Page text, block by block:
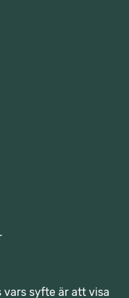
syfte är att visa